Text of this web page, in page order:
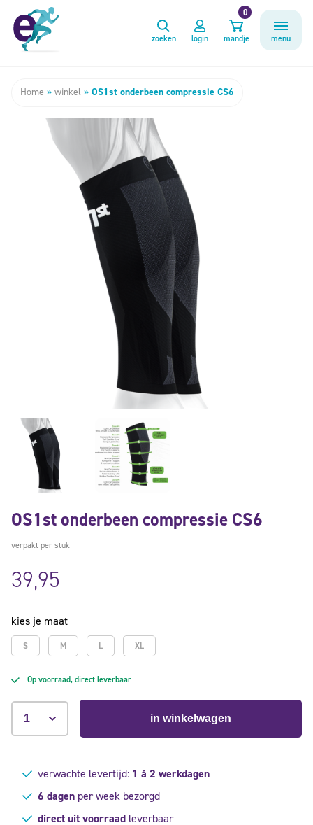
zoeken login mandje
0
menu
Home » winkel » OS1st onderbeen compressie CS6
OS1st onderbeen compressie CS6
verpakt per stuk
39,95
kies je maat
S M L XL
Op voorraad, direct leverbaar
in winkelwagen
verwachte levertijd: 1 á 2 werkdagen
6 dagenper week bezorgd
direct uit voorraadleverbaar